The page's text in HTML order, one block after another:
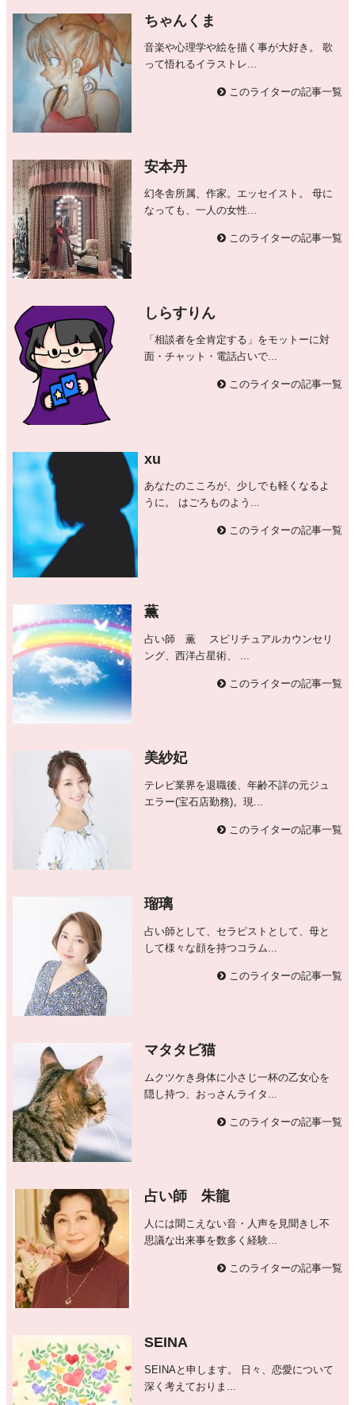
ちゃんくま
音楽や心理学や絵を描く事が大好き。 歌
って悟れるイラストレ...
このライターの記事一覧
安本丹
幻冬舎所属、作家。エッセイスト。 母に
なっても、一人の女性...
このライターの記事一覧
しらすりん
「相談者を全肯定する」をモットーに対
面・チャット・電話占いで...
このライターの記事一覧
xu
あなたのこころが、少しでも軽くなるよ
うに。 はごろものよう...
このライターの記事一覧
薫
占い師 薫 スピリチュアルカウンセリ
ング、西洋占星術、 ...
このライターの記事一覧
美紗妃
テレビ業界を退職後、年齢不詳の元ジュ
エラー(宝石店勤務)。現...
このライターの記事一覧
瑠璃
占い師として、セラピストとして、母と
して様々な顔を持つコラム...
このライターの記事一覧
マタタビ猫
ムクツケき身体に小さじ一杯の乙女心を
隠し持つ、おっさんライタ...
このライターの記事一覧
占い師 朱龍
人には聞こえない音・人声を見聞きし不
思議な出来事を数多く経験...
このライターの記事一覧
SEINA
SEINAと申します。 日々、恋愛について
深く考えておりま...